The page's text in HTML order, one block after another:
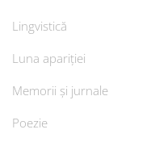
Lingvistică
Luna apariției
Memorii și jurnale
Poezie